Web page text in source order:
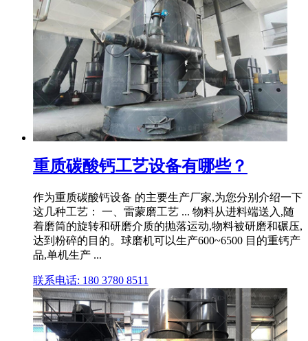
重质碳酸钙工艺设备有哪些？
作为重质碳酸钙设备 的主要生产厂家,为您分别介绍一下
这几种工艺： 一、雷蒙磨工艺 ... 物料从进料端送入,随
着磨筒的旋转和研磨介质的抛落运动,物料被研磨和碾压,
达到粉碎的目的。球磨机可以生产600~6500 目的重钙产
品,单机生产 ...
联系电话: 180 3780 8511